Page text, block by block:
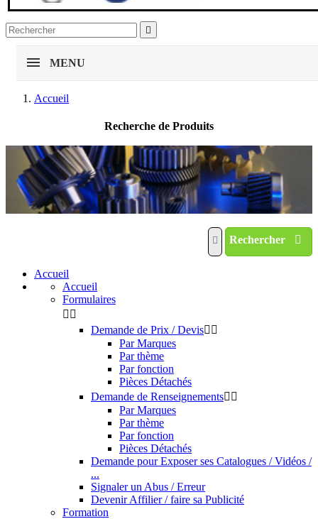

MENU
Accueil
Recherche de Produits
Rechercher
Accueil
Accueil
Formulaires
 
Demande de Prix / Devis 
Par Marques
Par thème
Par fonction
Pièces Détachés
Demande de Renseignements 
Par Marques
Par thème
Par fonction
Pièces Détachés
Demande pour Exposer ses Catalogues / Vidéos /
...
Signaler un Abus / Erreur
Devenir Affilier / faire sa Publicité
Formation